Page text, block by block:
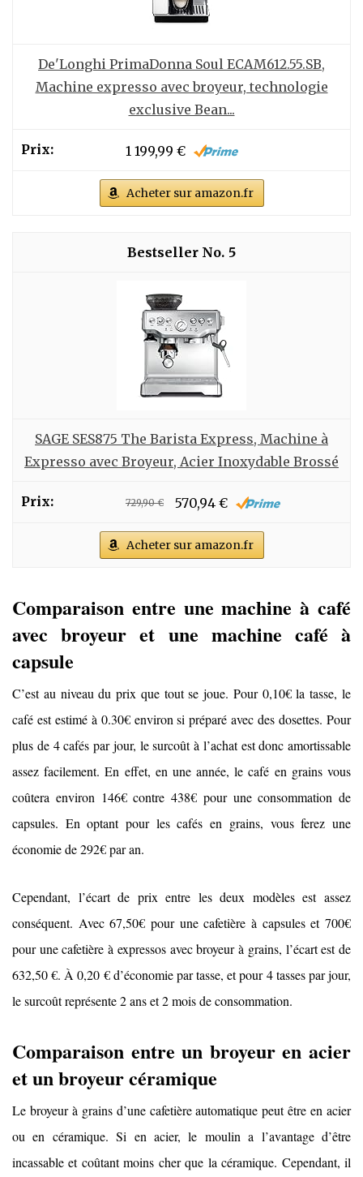
De'Longhi PrimaDonna Soul ECAM612.55.SB,
Machine expresso avec broyeur, technologie
exclusive Bean...
1 199,99 €
Acheter sur amazon.fr
5
SAGE SES875 The Barista Express, Machine à
Expresso avec Broyeur, Acier Inoxydable Brossé
729,90 € 570,94 €
Acheter sur amazon.fr
Comparaison entre une machine à café
avec broyeur et une machine café à
capsule
C’est au niveau du prix que tout se joue. Pour 0,10€ la tasse, le
café est estimé à 0.30€ environ si préparé avec des dosettes. Pour
plus de 4 cafés par jour, le surcoût à l’achat est donc amortissable
assez facilement. En effet, en une année, le café en grains vous
coûtera environ 146€ contre 438€ pour une consommation de
capsules. En optant pour les cafés en grains, vous ferez une
économie de 292€ par an.
Cependant, l’écart de prix entre les deux modèles est assez
conséquent. Avec 67,50€ pour une cafetière à capsules et 700€
pour une cafetière à expressos avec broyeur à grains, l’écart est de
632,50 €. À 0,20 € d’économie par tasse, et pour 4 tasses par jour,
le surcoût représente 2 ans et 2 mois de consommation.
Comparaison entre un broyeur en acier
et un broyeur céramique
Le broyeur à grains d’une cafetière automatique peut être en acier
ou en céramique. Si en acier, le moulin a l’avantage d’être
incassable et coûtant moins cher que la céramique. Cependant, il